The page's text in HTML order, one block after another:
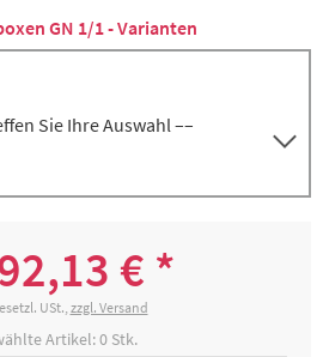
GN 1/1 - Varianten
Sie Ihre Auswahl ––
€ *
USt., zzgl. Versand
Artikel:0Stk.